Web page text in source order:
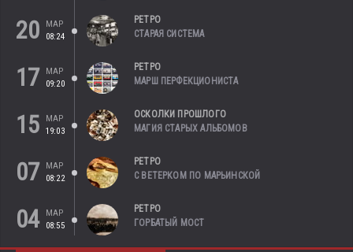
20
МАР
08:24
РЕТРО
СТАРАЯ СИСТЕМА
17
МАР
09:20
РЕТРО
МАРШ ПЕРФЕКЦИОНИСТА
15
МАР
19:03
ОСКОЛКИ ПРОШЛОГО
МАГИЯ СТАРЫХ АЛЬБОМОВ
07
МАР
08:22
РЕТРО
С ВЕТЕРКОМ ПО МАРЬИНСКОЙ
04
МАР
08:55
РЕТРО
ГОРБАТЫЙ МОСТ